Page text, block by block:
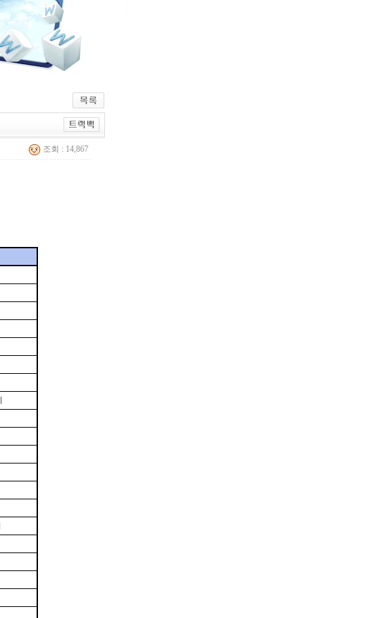
조회 : 14,867